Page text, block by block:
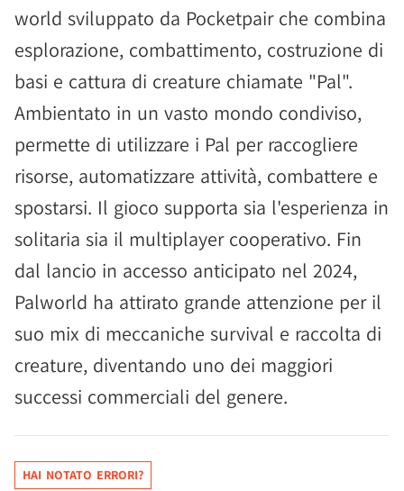
world sviluppato da Pocketpair che combina
esplorazione, combattimento, costruzione di
basi e cattura di creature chiamate "Pal".
Ambientato in un vasto mondo condiviso,
permette di utilizzare i Pal per raccogliere
risorse, automatizzare attività, combattere e
spostarsi. Il gioco supporta sia l'esperienza in
solitaria sia il multiplayer cooperativo. Fin
dal lancio in accesso anticipato nel 2024,
Palworld ha attirato grande attenzione per il
suo mix di meccaniche survival e raccolta di
creature, diventando uno dei maggiori
successi commerciali del genere.
HAI NOTATO ERRORI?